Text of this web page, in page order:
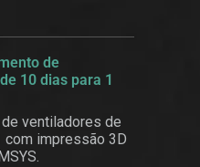
de
10 dias para 1
ventiladores de
impressão 3D